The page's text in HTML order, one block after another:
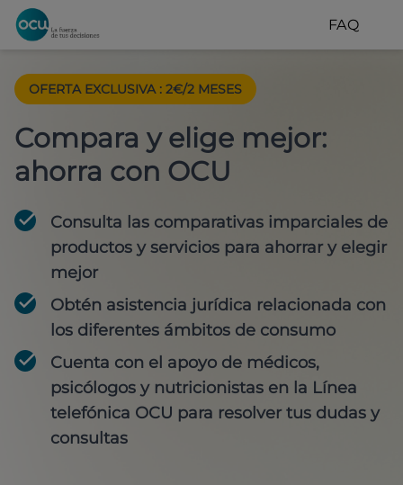
FAQ
OFERTA EXCLUSIVA : 2€/2 MESES
Compara y elige mejor:
ahorra con OCU
Consulta las comparativas imparciales de
productos y servicios para ahorrar y elegir
mejor
Obtén asistencia jurídica relacionada con
los diferentes ámbitos de consumo
Cuenta con el apoyo de médicos,
psicólogos y nutricionistas en la Línea
telefónica OCU para resolver tus dudas y
consultas